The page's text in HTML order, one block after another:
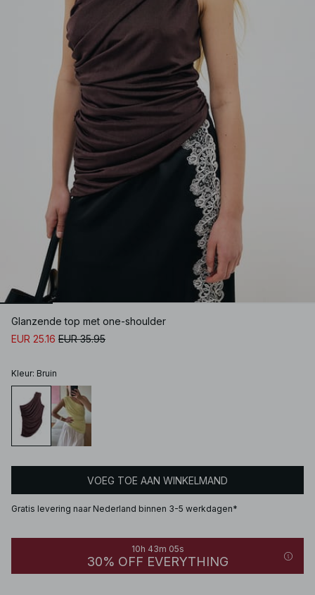
Glanzende top met one-shoulder
EUR 25.16 EUR 35.95
Kleur: Bruin
VOEG TOE AAN WINKELMAND
Gratis levering naar Nederland binnen 3-5 werkdagen*
10h 43m 05s
30% OFF EVERYTHING